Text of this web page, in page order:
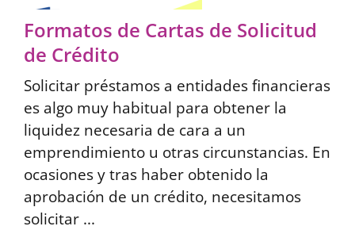
Formatos de Cartas de Solicitud
de Crédito
Solicitar préstamos a entidades financieras
es algo muy habitual para obtener la
liquidez necesaria de cara a un
emprendimiento u otras circunstancias. En
ocasiones y tras haber obtenido la
aprobación de un crédito, necesitamos
solicitar ...